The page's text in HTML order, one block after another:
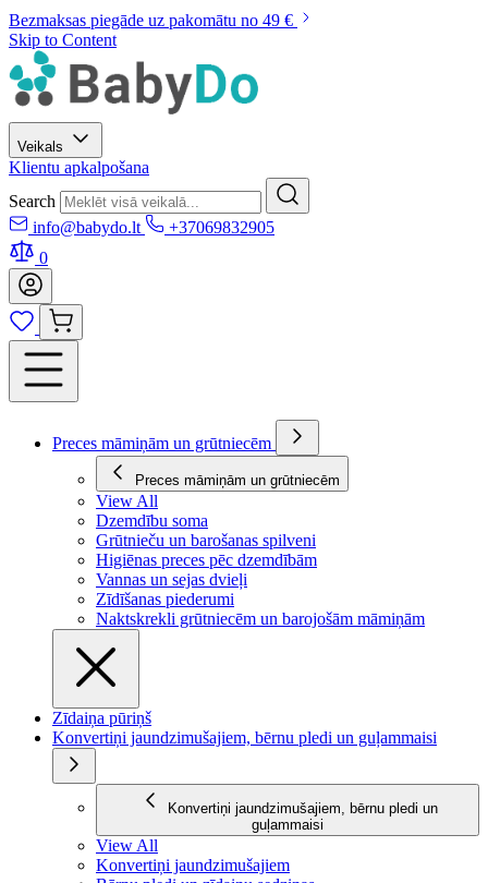
Bezmaksas piegāde uz pakomātu no 49 €
Skip to Content
Veikals
Klientu apkalpošana
Search
info@babydo.lt
+37069832905
0
Preces māmiņām un grūtniecēm
Preces māmiņām un grūtniecēm
View All
Dzemdību soma
Grūtnieču un barošanas spilveni
Higiēnas preces pēc dzemdībām
Vannas un sejas dvieļi
Zīdīšanas piederumi
Naktskrekli grūtniecēm un barojošām māmiņām
Zīdaiņa pūriņš
Konvertiņi jaundzimušajiem, bērnu pledi un guļammaisi
Konvertiņi jaundzimušajiem, bērnu pledi un
guļammaisi
View All
Konvertiņi jaundzimušajiem